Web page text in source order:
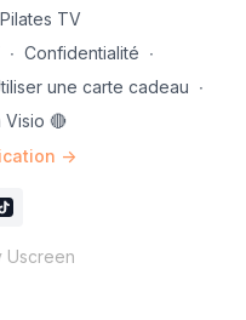
TV
∙ Confidentialité ∙
une carte cadeau ∙
🔴
->
Uscreen